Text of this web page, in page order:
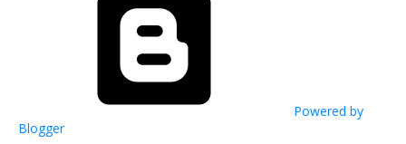
Powered by
Blogger